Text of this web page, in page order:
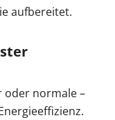
aufbereitet.
oder normale –